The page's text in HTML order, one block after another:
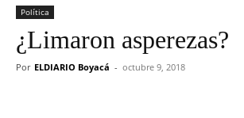
Política
¿Limaron asperezas?
Por ELDIARIO Boyacá - octubre 9, 2018